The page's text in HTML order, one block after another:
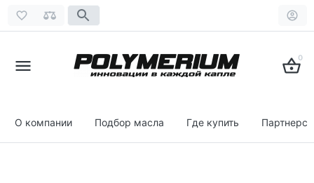
0
О компании Подбор масла Где купить